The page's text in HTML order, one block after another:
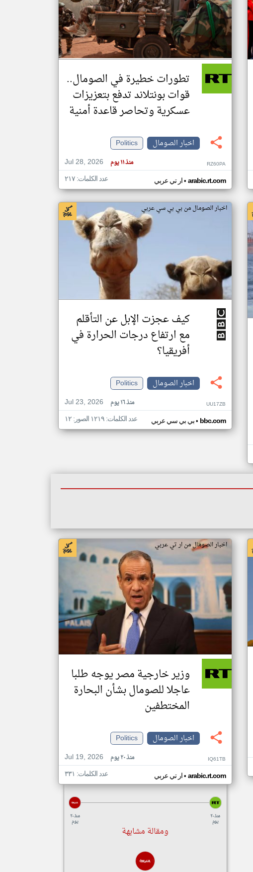
تغيير الدولة
مصادر الأخبار من الصومال
اخبار الصومال على مدار الساعة
أهم اخبار الصومال العاجلة والمباشرة
تطورات خطيرة في الصومال..
قوات بونتلاند تدفع بتعزيزات
عسكرية وتحاصر قاعدة أمنية
اخبار الصومال
Politics
Jul 28, 2026
منذ ١١ يوم RZ60PA
ار تي عربي• arabic.rt.com عدد الكلمات: ٢١٧
اخبار الصومال من بي بي سي عربي
كيف عجزت الإبل عن التأقلم
مع ارتفاع درجات الحرارة في
أفريقيا؟
اخبار الصومال
Politics
Jul 23, 2026
منذ ١٦ يوم UU17ZB
بي بي سي عربي• bbc.com عدد الكلمات: ١٢١٩ الصور: ١٢
اخبار الصومال من ار تي عربي
وزير خارجية مصر يوجه طلبا
عاجلا للصومال بشأن البحارة
المختطفين
اخبار الصومال
Politics
Jul 19, 2026
منذ ٢٠ يوم IQ61TB
ار تي عربي• arabic.rt.com عدد الكلمات: ٣٣١
منذ ٢٠
يوم
منذ ٢٠
يوم
ومقالة مشابهة
klyoum.com